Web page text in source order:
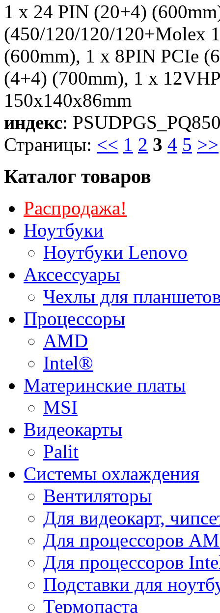
1 x 24 PIN (20+4)
(450/120/120/120+Molex
(600mm), 1 x 8PIN PCIe
(4+4) (700mm), 1 x
150x140x86mm
индекс:
Страницы: << 1 2 3 4 5 >>
Каталог товаров
Распродажа!
Ноутбуки
Ноутбуки Lenovo
Аксессуары
Чехлы для
Процессоры
AMD
Intel®
Материнские платы
MSI
Видеокарты
Palit
Системы охлаждения
Вентиляторы
Для видеокарт,
Для процессоров
Для процессоров
Подставки для
Термопаста